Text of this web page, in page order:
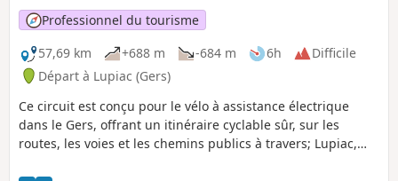
Professionnel du tourisme
57,69 km
+688 m -684 m 6h
Difficile
Départ à Lupiac (Gers)
Ce circuit est conçu pour le vélo à assistance électrique
dans le Gers, offrant un itinéraire cyclable sûr, sur les
routes, les voies et les chemins publics à travers; Lupiac,